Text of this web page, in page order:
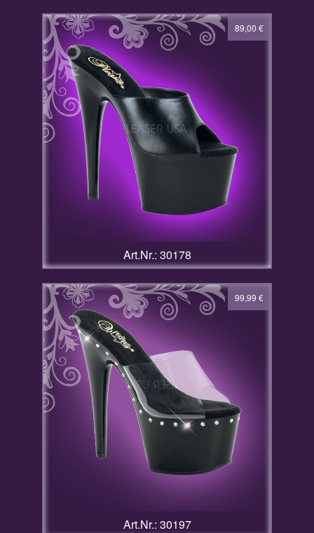
Art.Nr.: 30178
89,00 €
Art.Nr.: 30197
99,99 €